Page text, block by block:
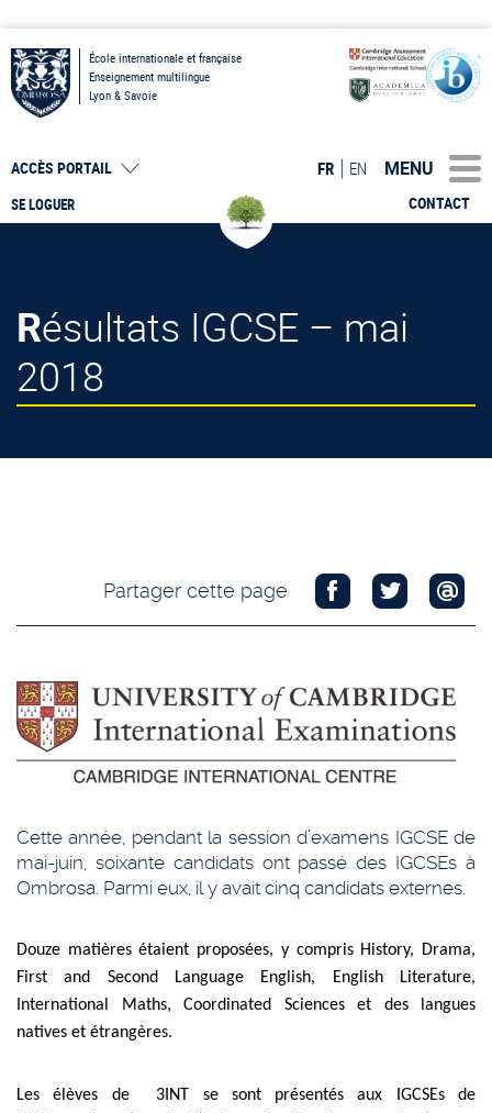
École internationale et française
Enseignement multilingue
Lyon & Savoie
SE LOGUER
ACCÈS PORTAIL
CONTACT
FR EN MENU
Résultats IGCSE – mai
2018
Partager cette page
Cette année, pendant la session d’examens IGCSE de
mai-juin, soixante candidats ont passé des IGCSEs à
Ombrosa. Parmi eux, il y avait cinq candidats externes.
Douze matières étaient proposées, y compris History, Drama,
First and Second Language English, English Literature,
International Maths, Coordinated Sciences et des langues
natives et étrangères.
Les élèves de 3INT se sont présentés aux IGCSEs de